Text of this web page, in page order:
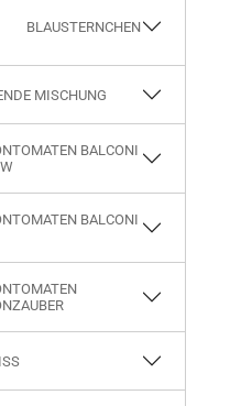
BLAUSTERNCHEN
MISCHUNG
BALCONI
BALCONI